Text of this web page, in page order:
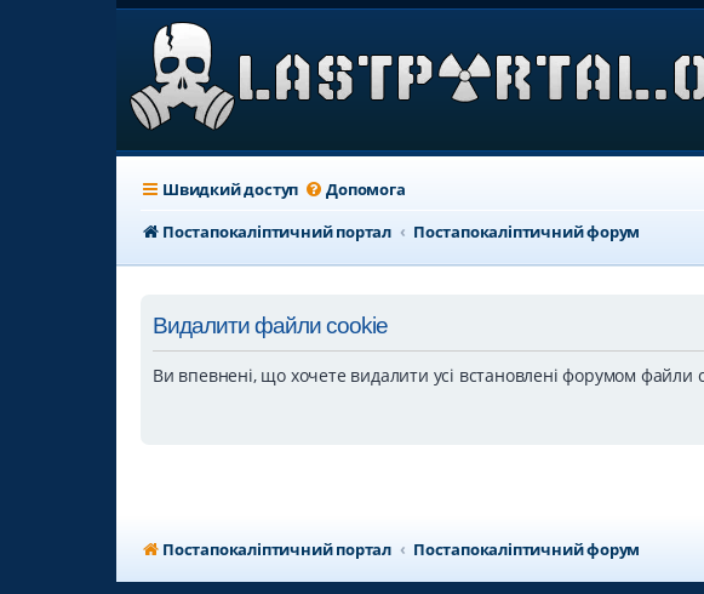
Швидкий доступ Допомога
Постапокаліптичний портал
Постапокаліптичний форум
Видалити файли cookie
Ви впевнені, що хочете видалити усі встановлені форумом файли
Постапокаліптичний портал Постапокаліптичний форум